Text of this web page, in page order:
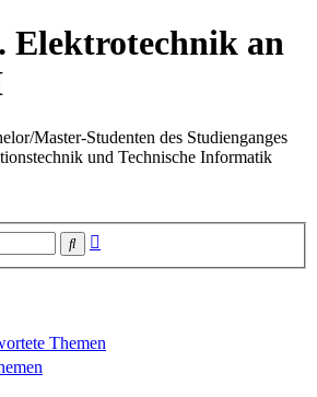
Elektrotechnik an
Master-Studenten des Studienganges
und Technische Informatik
Suche
Themen